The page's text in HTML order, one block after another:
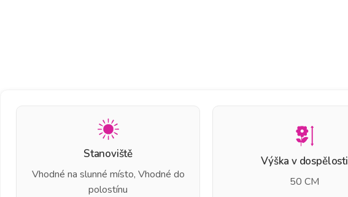
Stanoviště
Vhodné na slunné místo, Vhodné do
polostínu
Výška v dospělosti
50 CM